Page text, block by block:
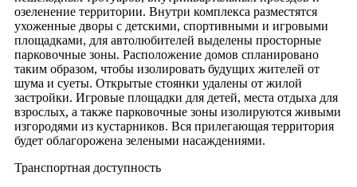
озеленение территории. Внутри комплекса разместятся
ухоженные дворы с детскими, спортивными и игровыми
площадками, для автолюбителей выделены просторные
парковочные зоны. Расположение домов спланировано
таким образом, чтобы изолировать будущих жителей от
шума и суеты. Открытые стоянки удалены от жилой
застройки. Игровые площадки для детей, места отдыха для
взрослых, а также парковочные зоны изолируются живыми
изгородями из кустарников. Вся прилегающая территория
будет облагорожена зелеными насаждениями.
Транспортная доступность